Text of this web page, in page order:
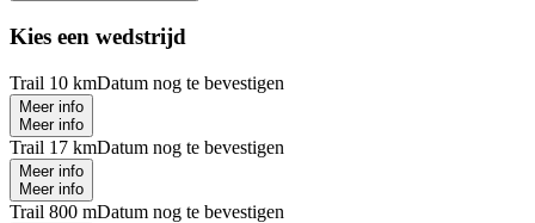
Kies een wedstrijd
Trail 10 kmDatum nog te bevestigen
Meer info
Meer info
Trail 17 kmDatum nog te bevestigen
Meer info
Meer info
Trail 800 mDatum nog te bevestigen